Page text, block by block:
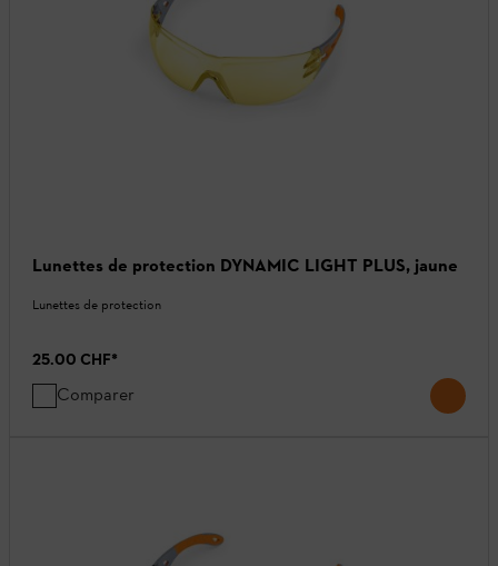
Lunettes de protection DYNAMIC LIGHT PLUS, jaune
Lunettes de protection
25.00 CHF*
Comparer